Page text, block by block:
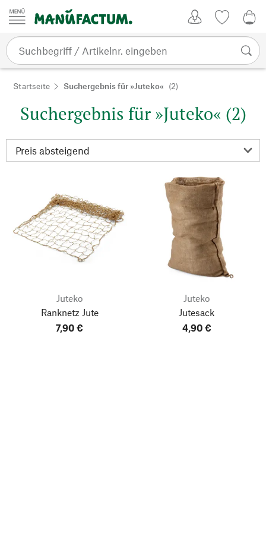
Zum Inhalt springen
Startseite Suchergebnis für »Juteko« (2)
Suchergebnis für »Juteko« (2)
Juteko
Ranknetz Jute
7,90 €
Juteko
Jutesack
4,90 €